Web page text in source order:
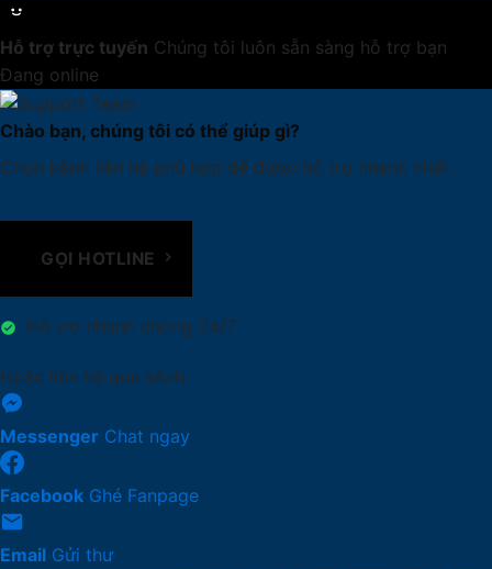
Hỗ trợ trực tuyến Chúng tôi luôn sẵn sàng hỗ trợ bạn
Đang online
Chào bạn, chúng tôi có thể giúp gì?
Chọn kênh liên hệ phù hợp để được hỗ trợ nhanh nhất
GỌI HOTLINE
Hỗ trợ nhanh chóng 24/7
Hoặc liên hệ qua kênh
Messenger Chat ngay
Facebook Ghé Fanpage
Email Gửi thư